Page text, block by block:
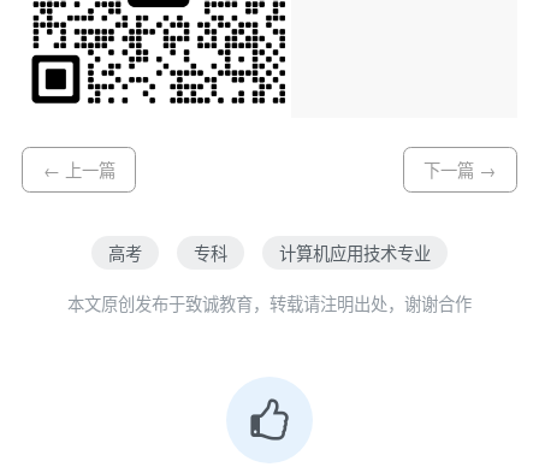
← 上一篇 下一篇 →
高考 专科 计算机应用技术专业
本文原创发布于致诚教育，转载请注明出处，谢谢合作